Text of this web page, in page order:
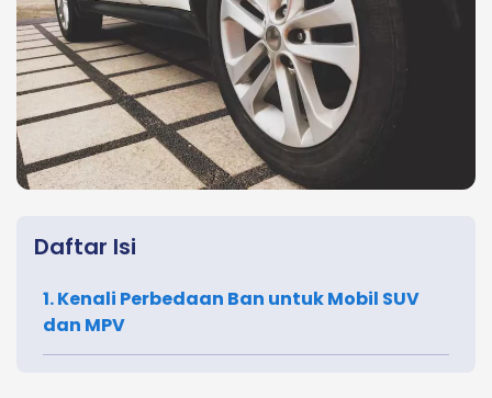
Daftar Isi
1. Kenali Perbedaan Ban untuk Mobil SUV
dan MPV